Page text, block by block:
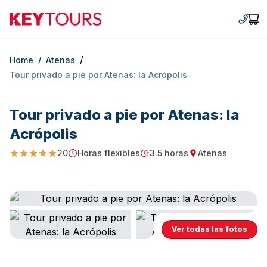
Keytours +30
Home / Atenas /
Tour privado a pie por Atenas: la Acrópolis
Tour privado a pie por Atenas: la
Acrópolis
5
20
Starting Time
Horas flexibles
Duration
3.5 horas
Starting point
Atenas
Ver todas las fotos